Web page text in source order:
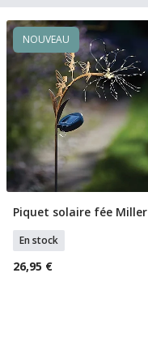
NOUVEAU
Ajouter Au Panier
Piquet solaire fée Miller
En stock
26,95 €